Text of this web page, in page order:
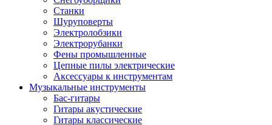
Станки
Шуруповерты
Электролобзики
Электрорубанки
Фены промышленные
Цепные пилы электрические
Аксессуары к инструментам
Музыкальные инструменты
Бас-гитары
Гитары акустические
Гитары классические